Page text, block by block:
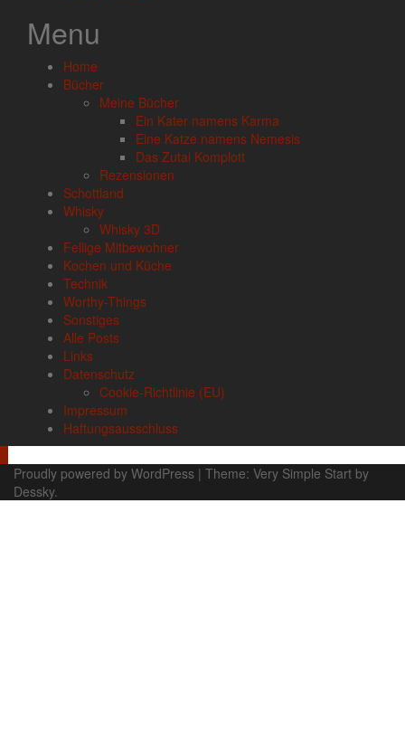
Menu
Home
Bücher
Meine Bücher
Ein Kater namens Karma
Eine Katze namens Nemesis
Das Zutai Komplott
Rezensionen
Schottland
Whisky
Whisky 3D
Fellige Mitbewohner
Kochen und Küche
Technik
Worthy-Things
Sonstiges
Alle Posts
Links
Datenschutz
Cookie-Richtlinie (EU)
Impressum
Haftungsausschluss
Proudly powered by WordPress | Theme: Very Simple Start by
Dessky.